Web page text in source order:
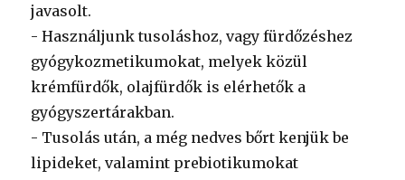
javasolt.
- Használjunk tusoláshoz, vagy fürdőzéshez
gyógykozmetikumokat, melyek közül
krémfürdők, olajfürdők is elérhetők a
gyógyszertárakban.
- Tusolás után, a még nedves bőrt kenjük be
lipideket, valamint prebiotikumokat